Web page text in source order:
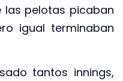
las pelotas picaban
igual terminaban
tantos innings,